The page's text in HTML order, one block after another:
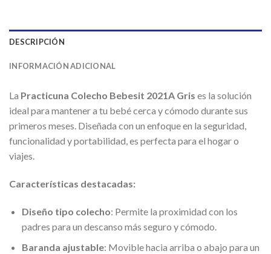
DESCRIPCIÓN
INFORMACIÓN ADICIONAL
La Practicuna Colecho Bebesit 2021A Gris es la solución
ideal para mantener a tu bebé cerca y cómodo durante sus
primeros meses. Diseñada con un enfoque en la seguridad,
funcionalidad y portabilidad, es perfecta para el hogar o
viajes.
Características destacadas:
Diseño tipo colecho: Permite la proximidad con los
padres para un descanso más seguro y cómodo.
Baranda ajustable: Movible hacia arriba o abajo para un